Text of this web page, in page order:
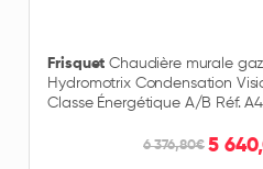
Frisquet Chaudière murale
Hydromotrix Condensation
Classe Énergétique A/B Réf.
6 376,80€ 5